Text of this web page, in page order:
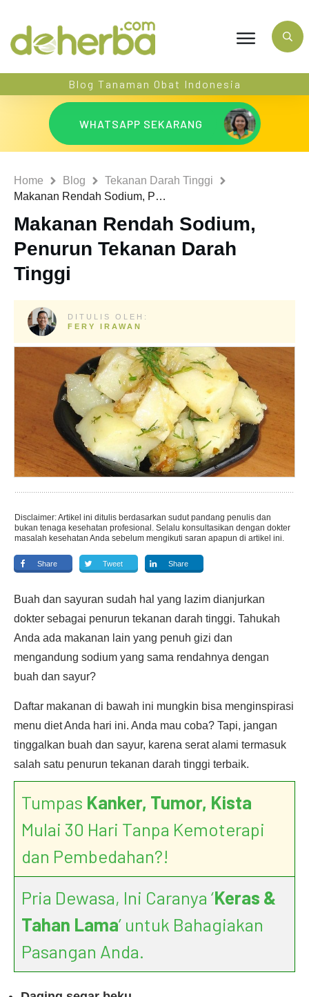
Blog Tanaman Obat Indonesia
WHATSAPP SEKARANG
Home Blog
Tekanan Darah Tinggi
Makanan Rendah Sodium, Penurun Tekanan Darah Tinggi
Makanan Rendah Sodium,
Penurun Tekanan Darah
Tinggi
DITULIS OLEH:
FERY IRAWAN
Disclaimer: Artikel ini ditulis berdasarkan sudut pandang penulis dan
bukan tenaga kesehatan profesional. Selalu konsultasikan dengan dokter
masalah kesehatan Anda sebelum mengikuti saran apapun di artikel ini.
Share Tweet Share
Buah dan sayuran sudah hal yang lazim dianjurkan
dokter sebagai penurun tekanan darah tinggi. Tahukah
Anda ada makanan lain yang penuh gizi dan
mengandung sodium yang sama rendahnya dengan
buah dan sayur?
Daftar makanan di bawah ini mungkin bisa menginspirasi
menu diet Anda hari ini. Anda mau coba? Tapi, jangan
tinggalkan buah dan sayur, karena serat alami termasuk
salah satu penurun tekanan darah tinggi terbaik.
Tumpas Kanker, Tumor, Kista
Mulai 30 Hari Tanpa Kemoterapi
dan Pembedahan?!
Pria Dewasa, Ini Caranya ‘Keras &
Tahan Lama’ untuk Bahagiakan
Pasangan Anda.